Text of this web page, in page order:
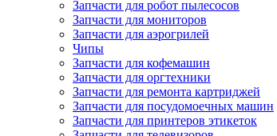
Запчасти для робот пылесосов
Запчасти для мониторов
Запчасти для аэрогрилей
Чипы
Запчасти для кофемашин
Запчасти для оргтехники
Запчасти для ремонта картриджей
Запчасти для посудомоечных машин
Запчасти для принтеров этикеток